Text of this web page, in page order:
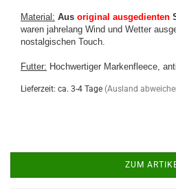
Material: Aus original ausgedienten
waren jahrelang Wind und Wetter
nostalgischen Touch
Futter: Hochwertiger Markenfleece,
Lieferzeit: ca. 3-4 Tage (Ausland
ZUM